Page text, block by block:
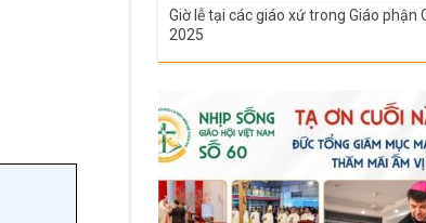
Giờ lễ tại các giáo xứ trong Giáo phận
2025